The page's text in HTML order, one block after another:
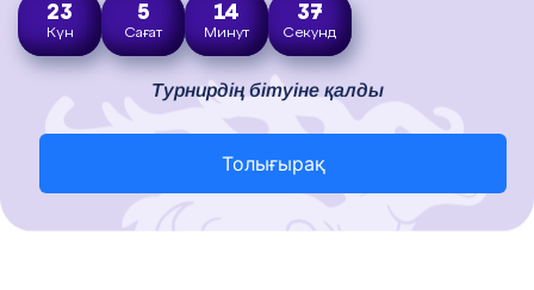
23
Күн
5
Сағат
14
Минут
36
Секунд
Турнирдің бітуіне қалды
Толығырақ